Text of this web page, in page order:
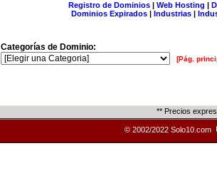
Registro de Dominios| Web Hosting |
Dominios Expirados | Industrias |
Categorías de Dominio:
[Pág.
** Precios
© 2002/2022 Solo10.com